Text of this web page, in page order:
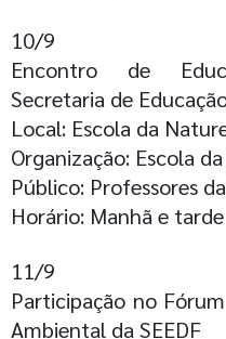
10/9
Encontro de
Secretaria de
Local: Escola da
Organização: Escola
Público: Professores
Horário: Manhã e tarde
11/9
Participação no
Ambiental da SEEDF